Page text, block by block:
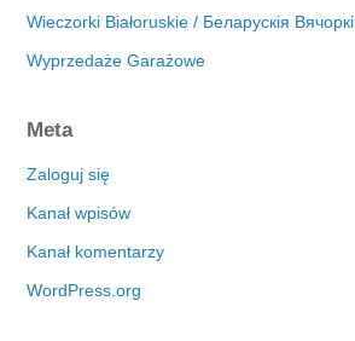
Wieczorki Białoruskie / Беларускія Вячоркі
Wyprzedaże Garażowe
Meta
Zaloguj się
Kanał wpisów
Kanał komentarzy
WordPress.org